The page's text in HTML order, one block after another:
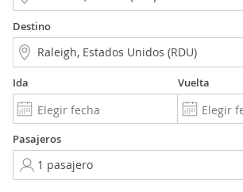
Destino
Ida Vuelta
Pasajeros